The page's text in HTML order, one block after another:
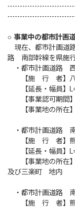
○ 事業中の都市計画
現在、都市計画道
路 南部幹線を県施行
・都市計画道路 西
【施 行 者】八
【延長・幅員】
【事業認可期間】
【事業地の所在
・都市計画道路
【施 行 者】熊
【延長・幅員】
【事業地の所在】
及び三楽町 地内
・都市計画道路 南
【施 行 者】熊